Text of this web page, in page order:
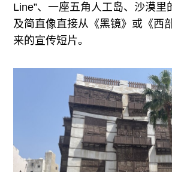
Line”、一座五角人工岛、沙漠里
及简直像直接从《黑镜》或《西
来的宣传短片。